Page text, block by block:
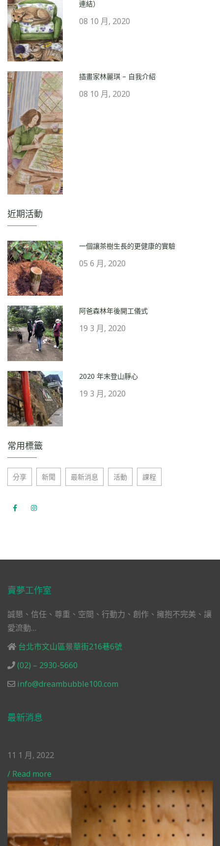
連結）
08 10 月, 2020
插畫家林麗琪 – 自我介紹
08 10 月, 2020
近期活動
一個讓茶樹生長的更健康的實驗
05 6 月, 2020
阿爸森林年後開工儀式
19 3 月, 2020
2020 年末登山靜心
19 3 月, 2020
常用標籤
分享 新聞 最新消息 活動 課程
賣夢工作室
誠懇、信任、尊重、空間、行動力、創作、擁抱不完美、讓
愛流動…
台北市文山區景華街216巷6號
(02) – 2930-5660
info@dreambubble100.com
最新消息
11 1 月, 2022
/ Read more